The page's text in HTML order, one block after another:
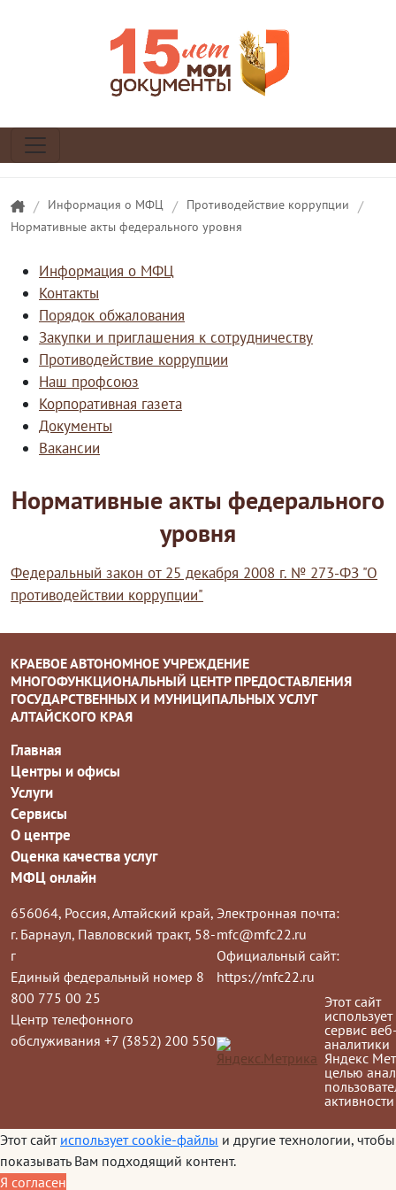
/ Информация о МФЦ / Противодействие коррупции /
Нормативные акты федерального уровня
Информация о МФЦ
Контакты
Порядок обжалования
Закупки и приглашения к сотрудничеству
Противодействие коррупции
Наш профсоюз
Корпоративная газета
Документы
Вакансии
Нормативные акты федерального
уровня
Федеральный закон от 25 декабря 2008 г. № 273-ФЗ "О
противодействии коррупции"
КРАЕВОЕ АВТОНОМНОЕ УЧРЕЖДЕНИЕ
МНОГОФУНКЦИОНАЛЬНЫЙ ЦЕНТР ПРЕДОСТАВЛЕНИЯ
ГОСУДАРСТВЕННЫХ И МУНИЦИПАЛЬНЫХ УСЛУГ
АЛТАЙСКОГО КРАЯ
Главная
Центры и офисы
Услуги
Сервисы
О центре
Оценка качества услуг
МФЦ онлайн
656064, Россия, Алтайский край,
г. Барнаул, Павловский тракт, 58-
г
Единый федеральный номер 8
800 775 00 25
Центр телефонного
обслуживания +7 (3852) 200 550
Электронная почта:
mfc@mfc22.ru
Официальный сайт:
https://mfc22.ru
Этот сайт
использует
сервис
аналитики
Яндекс
целью
активности
Этот сайт использует cookie-файлы и другие технологии, чтобы
показывать Вам подходящий контент.
Я согласен